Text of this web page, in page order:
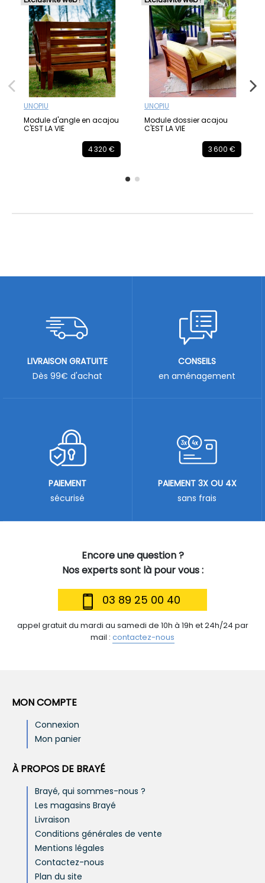
UNOPIU
Module d'angle en acajou
C'EST LA VIE
4 320 €
UNOPIU
Module dossier acajou
C'EST LA VIE
3 600 €
Encore une question ?
Nos experts sont là pour vous :
03 89 25 00 40
appel gratuit du mardi au samedi de 10h à 19h et 24h/24 par
mail : contactez-nous
LIVRAISON GRATUITE
Dès 99€ d'achat
CONSEILS
en aménagement
PAIEMENT
sécurisé
PAIEMENT 3X OU 4X
sans frais
MON COMPTE
Connexion
Mon panier
À PROPOS DE BRAYÉ
Brayé, qui sommes-nous ?
Les magasins Brayé
Livraison
Conditions générales de vente
Mentions légales
Contactez-nous
Plan du site